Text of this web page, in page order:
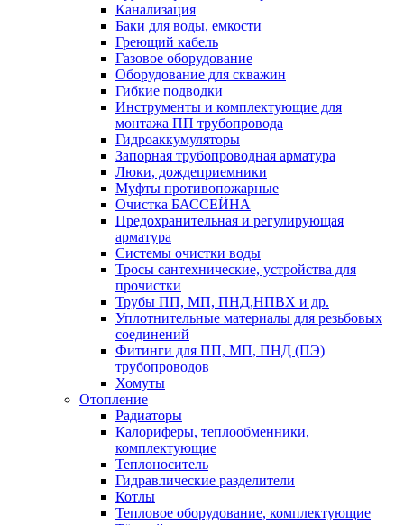
Канализация
Баки для воды, емкости
Греющий кабель
Газовое оборудование
Оборудование для скважин
Гибкие подводки
Инструменты и комплектующие для
монтажа ПП трубопровода
Гидроаккумуляторы
Запорная трубопроводная арматура
Люки, дождеприемники
Муфты противопожарные
Очистка БАССЕЙНА
Предохранительная и регулирующая
арматура
Системы очистки воды
Тросы сантехнические, устройства для
прочистки
Трубы ПП, МП, ПНД,НПВХ и др.
Уплотнительные материалы для резьбовых
соединений
Фитинги для ПП, МП, ПНД (ПЭ)
трубопроводов
Хомуты
Отопление
Радиаторы
Калориферы, теплообменники,
комплектующие
Теплоноситель
Гидравлические разделители
Котлы
Тепловое оборудование, комплектующие